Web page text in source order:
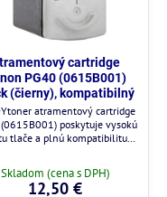
cartridge
PG40 (0615B001)
(čierny), kompatibilný
atramentový cartridge
(0615B001) poskytuje vysokú
tlače a plnú kompatibilitu s
Skladom (cena s DPH)
12,50 €